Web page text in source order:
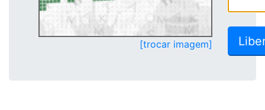
[trocar imagem]